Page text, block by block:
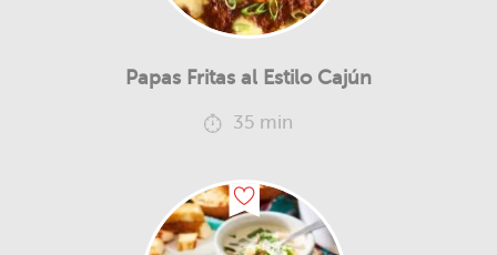
Papas Fritas al Estilo Cajún
35 min